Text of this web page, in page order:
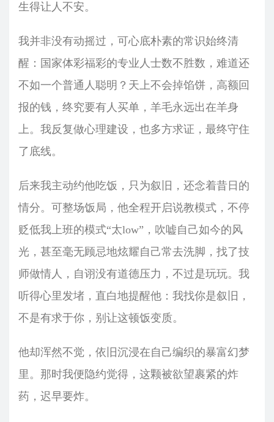
生得让人不安。
我并非没有动摇过，可心底朴素的常识始终清
醒：国家体彩福彩的专业人士数不胜数，难道还
不如一个普通人聪明？天上不会掉馅饼，高额回
报的钱，终究要有人买单，羊毛永远出在羊身
上。我反复做心理建设，也多方求证，最终守住
了底线。
后来我主动约他吃饭，只为叙旧，还念着昔日的
情分。可整场饭局，他全程开启说教模式，不停
贬低我上班的模式“太low”，吹嘘自己如今的风
光，甚至毫无顾忌地炫耀自己常去洗脚，找了技
师做情人，自诩没有道德压力，不过是玩玩。我
听得心里发堵，直白地提醒他：我找你是叙旧，
不是有求于你，别让这顿饭变质。
他却浑然不觉，依旧沉浸在自己编织的暴富幻梦
里。那时我便隐约觉得，这颗被欲望裹紧的炸
药，迟早要炸。